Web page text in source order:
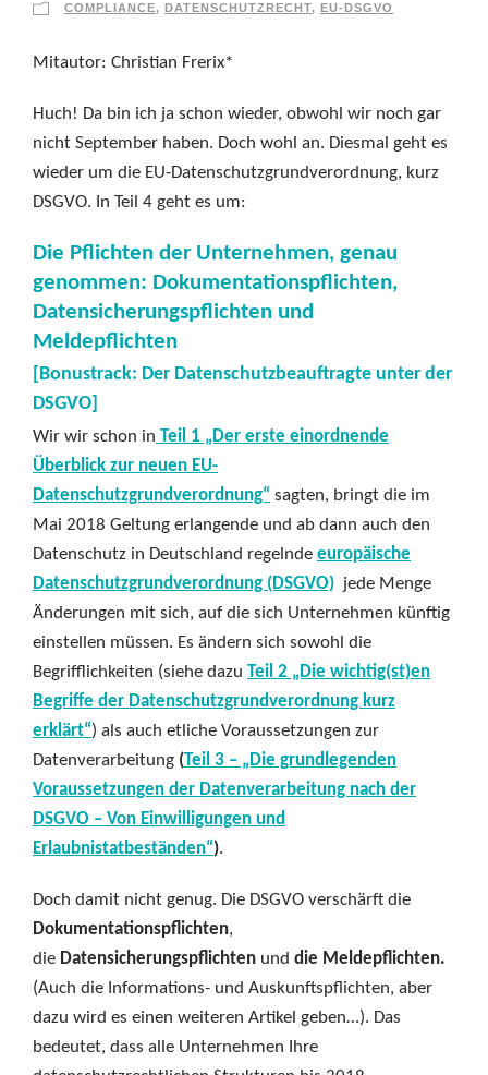
COMPLIANCE, DATENSCHUTZRECHT, EU-DSGVO
Mitautor: Christian Frerix*
Huch! Da bin ich ja schon wieder, obwohl wir noch gar
nicht September haben. Doch wohl an. Diesmal geht es
wieder um die EU-Datenschutzgrundverordnung, kurz
DSGVO. In Teil 4 geht es um:
Die Pflichten der Unternehmen, genau
genommen: Dokumentationspflichten,
Datensicherungspflichten und
Meldepflichten
[Bonustrack: Der Datenschutzbeauftragte unter der
DSGVO]
Wir wir schon in Teil 1 „Der erste einordnende
Überblick zur neuen EU-
Datenschutzgrundverordnung“ sagten, bringt die im
Mai 2018 Geltung erlangende und ab dann auch den
Datenschutz in Deutschland regelnde europäische
Datenschutzgrundverordnung (DSGVO) jede Menge
Änderungen mit sich, auf die sich Unternehmen künftig
einstellen müssen. Es ändern sich sowohl die
Begrifflichkeiten (siehe dazu Teil 2 „Die wichtig(st)en
Begriffe der Datenschutzgrundverordnung kurz
erklärt“) als auch etliche Voraussetzungen zur
Datenverarbeitung (Teil 3 – „Die grundlegenden
Voraussetzungen der Datenverarbeitung nach der
DSGVO – Von Einwilligungen und
Erlaubnistatbeständen“).
Doch damit nicht genug. Die DSGVO verschärft die
Dokumentationspflichten,
die Datensicherungspflichten und die Meldepflichten.
(Auch die Informations- und Auskunftspflichten, aber
dazu wird es einen weiteren Artikel geben…). Das
bedeutet, dass alle Unternehmen Ihre